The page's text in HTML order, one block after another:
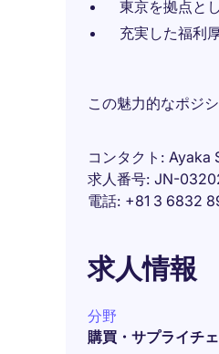
東京を拠点と
充実した福利
この魅力的なポジ
コンタクト
Ayaka
求人番号 JN-
電話 +81 3 6832
求人情報
分野
購買・サプライチ